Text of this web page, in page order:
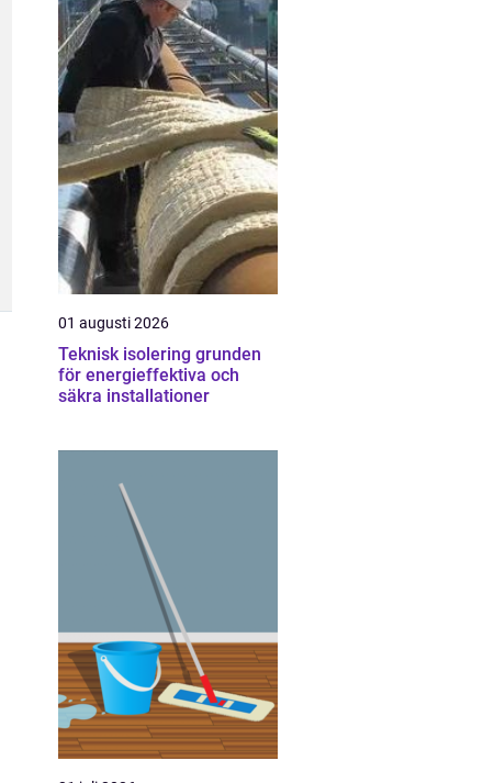
01 augusti 2026
Teknisk isolering grunden
för energieffektiva och
säkra installationer